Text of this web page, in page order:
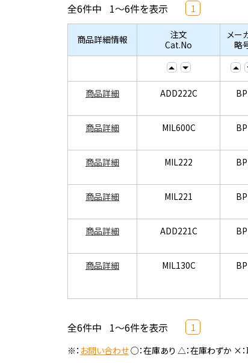
全6件中 1～6件を表示 1
商品詳細情報
注文
Cat.No
メー
略
商品詳細 ADD222C
商品詳細 MIL600C
商品詳細 MIL222
商品詳細 MIL221
商品詳細 ADD221C
商品詳細 MIL130C
全6件中 1～6件を表示 1
※： お問い合わせ○：在庫あり △：在庫わずか ×：